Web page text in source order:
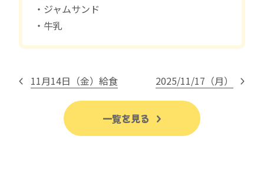
・ジャムサンド
・牛乳
11月14日（金）給食 2025/11/17（月）
一覧を見る